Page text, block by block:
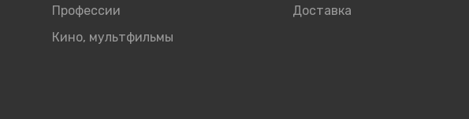
Профессии
Кино, мультфильмы
Доставка